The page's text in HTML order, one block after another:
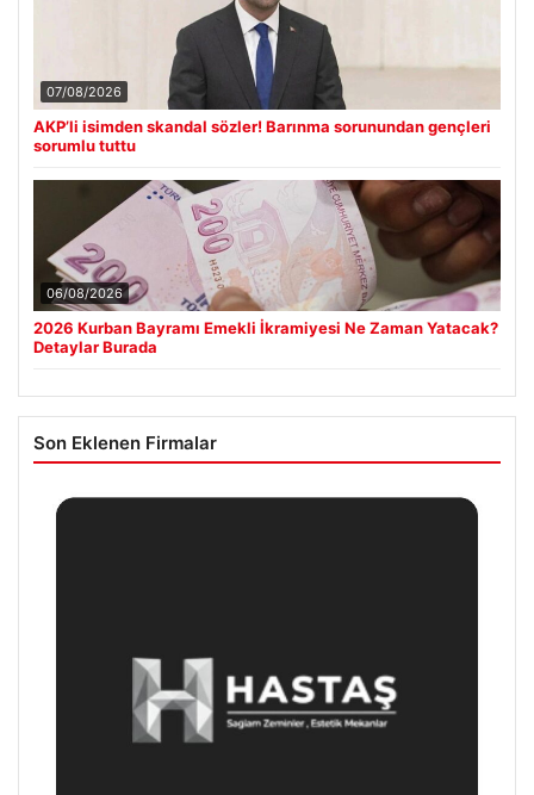
07/08/2026
AKP’li isimden skandal sözler! Barınma sorunundan gençleri
sorumlu tuttu
06/08/2026
2026 Kurban Bayramı Emekli İkramiyesi Ne Zaman Yatacak?
Detaylar Burada
Son Eklenen Firmalar